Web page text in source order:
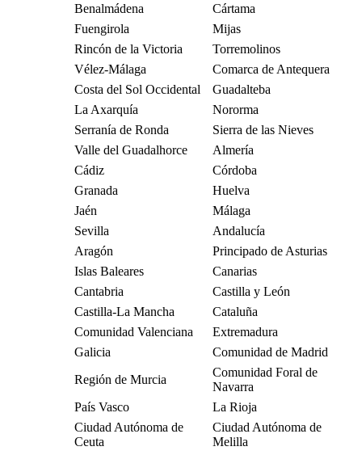
Benalmádena
Cártama
Fuengirola
Mijas
Rincón de la Victoria
Torremolinos
Vélez-Málaga
Comarca de Antequera
Costa del Sol Occidental
Guadalteba
La Axarquía
Nororma
Serranía de Ronda
Sierra de las Nieves
Valle del Guadalhorce
Almería
Cádiz
Córdoba
Granada
Huelva
Jaén
Málaga
Sevilla
Andalucía
Aragón
Principado de Asturias
Islas Baleares
Canarias
Cantabria
Castilla y León
Castilla-La Mancha
Cataluña
Comunidad Valenciana
Extremadura
Galicia
Comunidad de Madrid
Región de Murcia
Comunidad Foral de
Navarra
País Vasco
La Rioja
Ciudad Autónoma de
Ceuta
Ciudad Autónoma de
Melilla